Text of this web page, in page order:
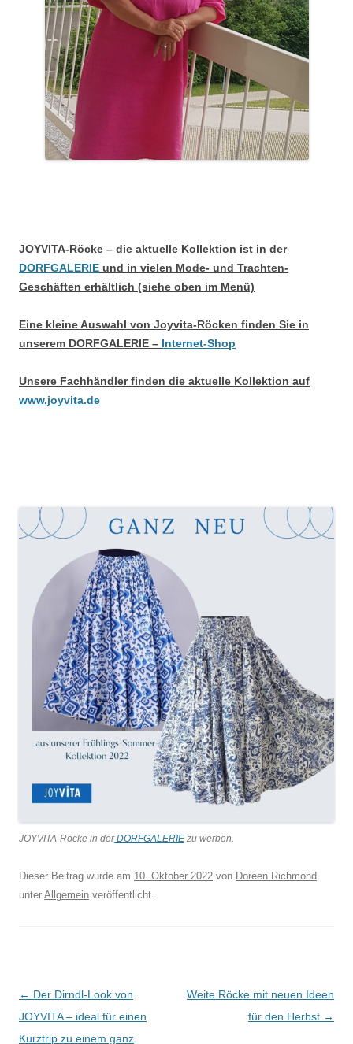
JOYVITA-Röcke – die aktuelle Kollektion ist in der
DORFGALERIE und in vielen Mode- und Trachten-
Geschäften erhältlich (siehe oben im Menü)
Eine kleine Auswahl von Joyvita-Röcken finden Sie in
unserem DORFGALERIE – Internet-Shop
Unsere Fachhändler finden die aktuelle Kollektion auf
www.joyvita.de
JOYVITA-Röcke in derDORFGALERIE zu werben.
Dieser Beitrag wurde am 10. Oktober 2022 von Doreen Richmond
unter Allgemein veröffentlicht.
Beitragsnavigation
← Der Dirndl-Look von
JOYVITA – ideal für einen
Kurztrip zu einem ganz
Weite Röcke mit neuen Ideen
für den Herbst →